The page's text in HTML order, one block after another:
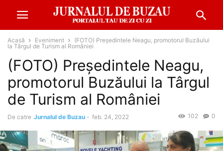
Acasă Eveniment
(FOTO) Președintele Neagu, promotorul Buzăului
la Târgul de Turism al României
(FOTO) Președintele Neagu,
promotorul Buzăului la Târgul
de Turism al României
De catre Jurnalul de Buzau - feb. 24, 2022 0
102